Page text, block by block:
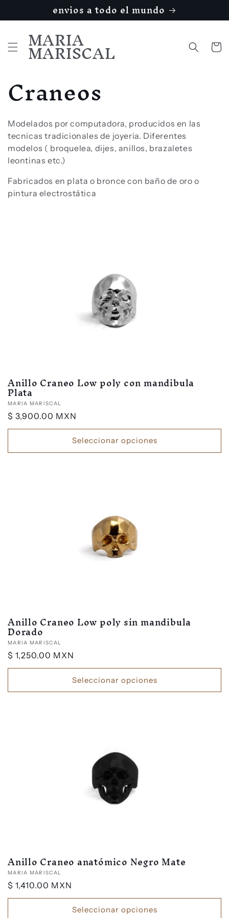
directamente
al contenidoenvios a todo el mundo
MARIA
MARISCAL Carrito
C
o
l
e
c
c
Craneos
Modelados por computadora, producidos en las
tecnicas tradicionales de joyeria. Diferentes
modelos ( broquelea, dijes, anillos, brazaletes
leontinas etc.)
Fabricados en plata o bronce con baño de oro o
pintura electrostática
Anillo Craneo Low poly con mandibula
Plata
Proveedor:
MARIA MARISCAL
Precio
habitual
$ 3,900.00 MXN
Seleccionar opciones
Anillo Craneo Low poly sin mandibula
Dorado
Proveedor:
MARIA MARISCAL
Precio
habitual
$ 1,250.00 MXN
Seleccionar opciones
Anillo Craneo anatómico Negro Mate
Proveedor:
MARIA MARISCAL
Precio
habitual
$ 1,410.00 MXN
Seleccionar opciones